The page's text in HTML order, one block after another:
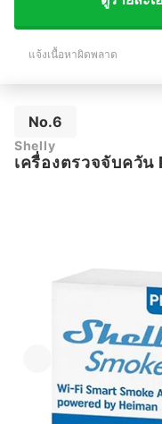
แจ้งเนื้อหาผิดพลาด
No.6
Shelly
เครื่องตรวจจับควั